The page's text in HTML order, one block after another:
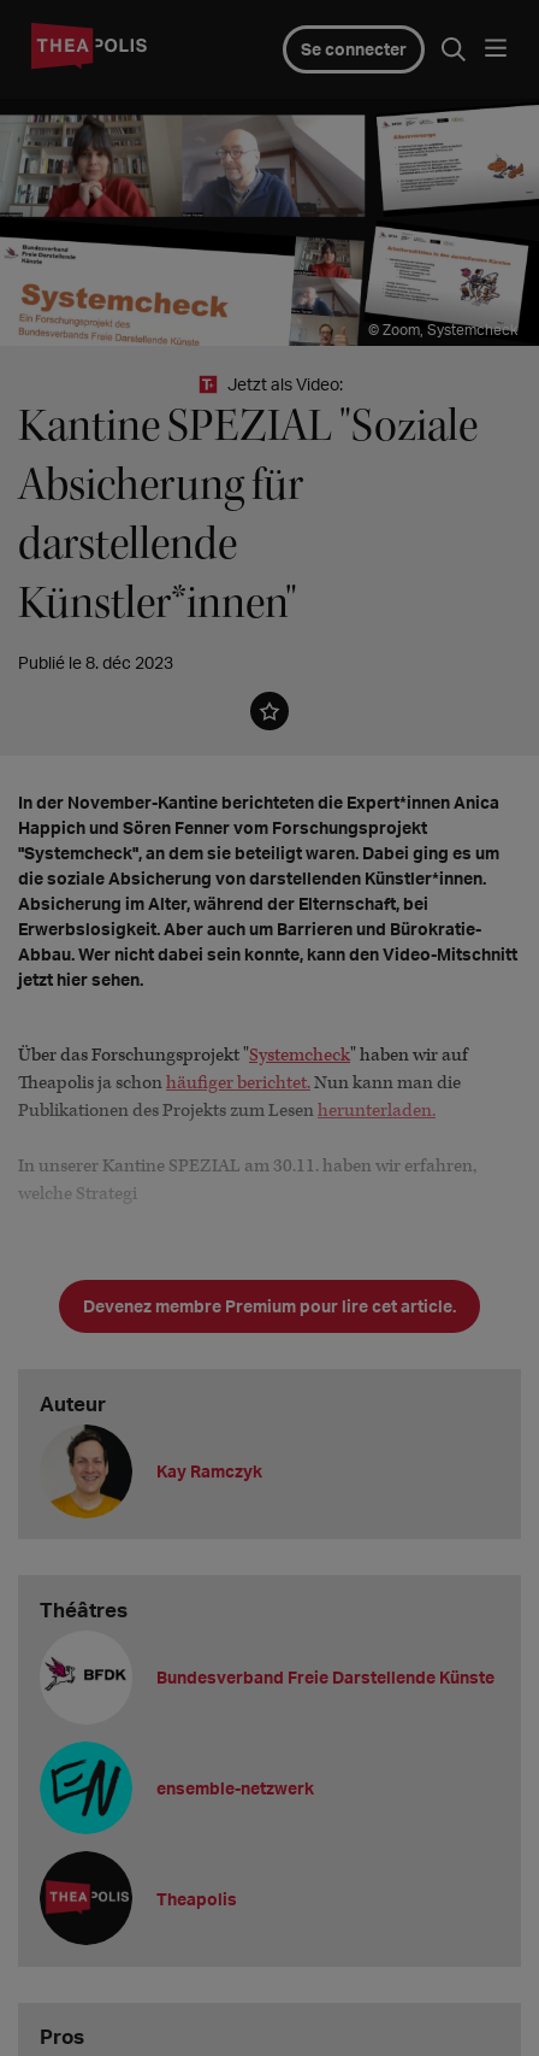
Se connecter
© Zoom, Systemcheck
Jetzt als Video:
Kantine SPEZIAL "Soziale
Absicherung für
darstellende
Künstler*innen"
Publié le 8. déc 2023
In der November-Kantine berichteten die Expert*innen Anica
Happich und Sören Fenner vom Forschungsprojekt
"Systemcheck", an dem sie beteiligt waren. Dabei ging es um
die soziale Absicherung von darstellenden Künstler*innen.
Absicherung im Alter, während der Elternschaft, bei
Erwerbslosigkeit. Aber auch um Barrieren und Bürokratie-
Abbau. Wer nicht dabei sein konnte, kann den Video-Mitschnitt
jetzt hier sehen.
Über das Forschungsprojekt "Systemcheck" haben wir auf
Theapolis ja schonhäufiger berichtet.Nun kann man die
Publikationen des Projekts zum Lesenherunterladen.
In unserer Kantine SPEZIAL am 30.11. haben wir erfahren,
welche Strategi
Devenez membre Premium pour lire cet article.
Auteur
Kay Ramczyk
Théâtres
Bundesverband Freie Darstellende Künste
ensemble-netzwerk
Theapolis
Pros